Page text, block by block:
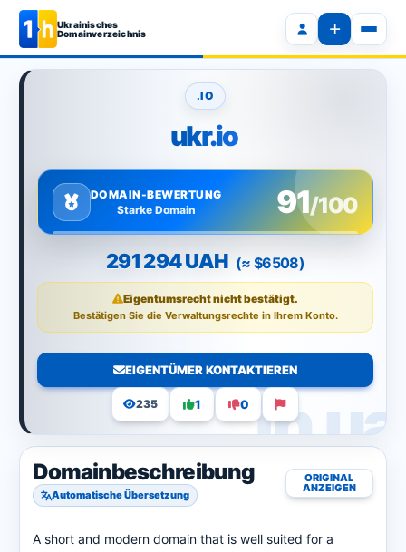
Ukrainisches
Domainverzeichnis
.IO
ukr.io
DOMAIN-BEWERTUNG
Starke Domain
91/100
291 294 UAH (≈ $6508)
Eigentumsrecht nicht bestätigt.
Bestätigen Sie die Verwaltungsrechte in Ihrem Konto.
EIGENTÜMER KONTAKTIEREN
235 1 0
Domainbeschreibung
Automatische Übersetzung
ORIGINAL
ANZEIGEN
A short and modern domain that is well suited for a